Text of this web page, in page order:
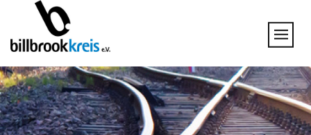
UNSERE THEMEN
25 JAHRE NETZWERK
GESPRÄCHSKREISE
UNTERNEHMEN & BRANCHEN